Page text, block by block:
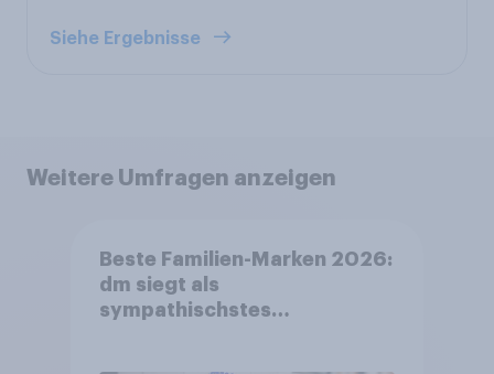
Siehe Ergebnisse
Weitere Umfragen anzeigen
Beste Familien-Marken 2026:
dm siegt als
sympathischstes